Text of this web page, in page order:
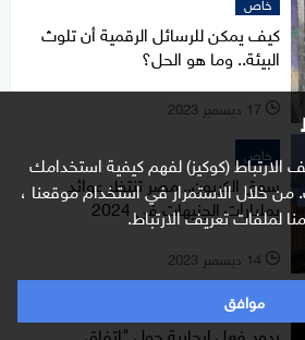
(كوكيز) لفهم كيفية استخدامك
من خلال الاستمرار في استخدام موقعنا ،
لملفات تعريف الارتباط.
موافق
كيف يمكن للرسائل الرقمية أن تلوث
البيئة.. وما هو الحل؟
l 17 ديسمبر 2023
خاص
سوق الكربون.. مصر تنتظر عوائد
بمليارات الجنيهات في 2024
l 14 ديسمبر 2023
خاص